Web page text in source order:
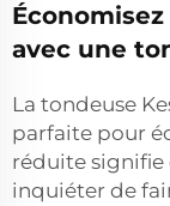
avec une
La tondeuse
parfaite pour
réduite signifie
inquiéter de